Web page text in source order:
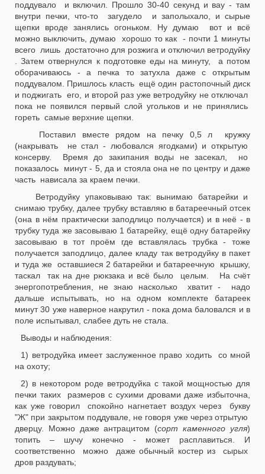
поддувало и включил. Прошло 30-40 секунд и вау - там
внутри печки, что-то загудело и заполыхало, и сырые
щепки вроде занялись огоньком. Ну думаю вот и всё
можно выключить, думаю хорошо то как - почти 1 минуты
всего лишь достаточно для розжига и отключил ветродуйку
. Затем отвернулся к подготовке еды на минуту, а потом
оборачиваюсь - а печка то затухла даже с открытым
поддувалом. Пришлось класть ещё один растопочный диск
и поджигать его, и второй раз уже ветродуйку не отключал
пока не появился первый слой угольков и не принялись
гореть самые верхние щепки.
Поставил вместе рядом на печку 0,5 л кружку
(накрывать не стал - любовался ягодками) и открытую
консерву. Время до закипания воды не засекал, но
показалось минут - 5, да и стояла она не по центру и даже
часть нависала за краем печки.
Ветродуйку упаковываю так: вынимаю батарейки и
снимаю трубку, далее трубку вставляю в батареечный отсек
(она в нём практически заподлицо получается) и в неё - в
трубку туда же засовываю 1 батарейку, ещё одну батарейку
засовываю в тот проём где вставлялась трубка - тоже
получается заподлицо, далее кладу так ветродуйку в пакет
и туда же оставшиеся 2 батарейки и батареечную крышку,
таскал так на дне рюкзака и всё было целым. На счёт
энергопотребления, не знаю насколько хватит - надо
дальше испытывать, но на одном комплекте батареек
минут 30 уже наверное накрутил - пока дома баловался и в
поле испытывал, слабее дуть не стала.
Выводы и наблюдения:
1) ветродуйка имеет заслуженное право ходить со мной
на охоту;
2) в некотором роде ветродуйка с такой мощностью для
печки таких размеров с сухими дровами даже избыточна,
как уже говорил спокойно нагнетает воздух через букву
"Ж" при закрытом поддувале, не говоря уже через отрытую
дверцу. Можно даже антрацитом (сорт каменного угля)
топить – шучу конечно - может расплавиться. И
соответственно можно даже обычный костер из сырых
дров раздувать;